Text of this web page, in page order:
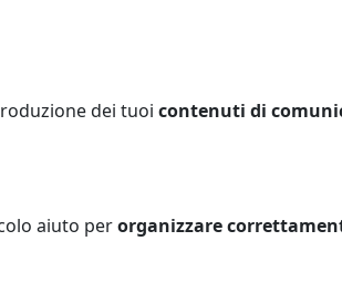
dei tuoi contenuti di
aiuto perorganizzare